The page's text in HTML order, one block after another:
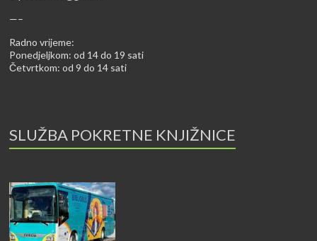
—–
Radno vrijeme:
Ponedjeljkom: od 14 do 19 sati
Četvrtkom: od 9 do 14 sati
SLUŽBA POKRETNE KNJIŽNICE